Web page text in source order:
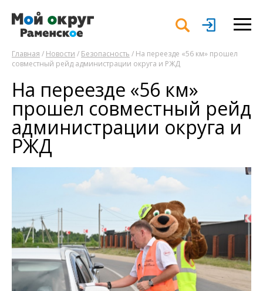
Главная / Новости / Безопасность / На переезде «56 км» прошел
совместный рейд администрации округа и РЖД
На переезде «56 км»
прошел совместный рейд
администрации округа и
РЖД